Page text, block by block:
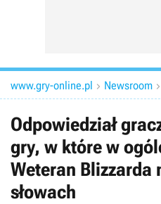
www.gry-online.pl  Newsroom 
Odpowiedział
gry, w które w
Weteran Blizzarda
słowach